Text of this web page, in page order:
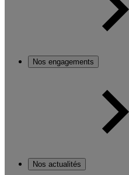
Nos engagements
Nos actualités